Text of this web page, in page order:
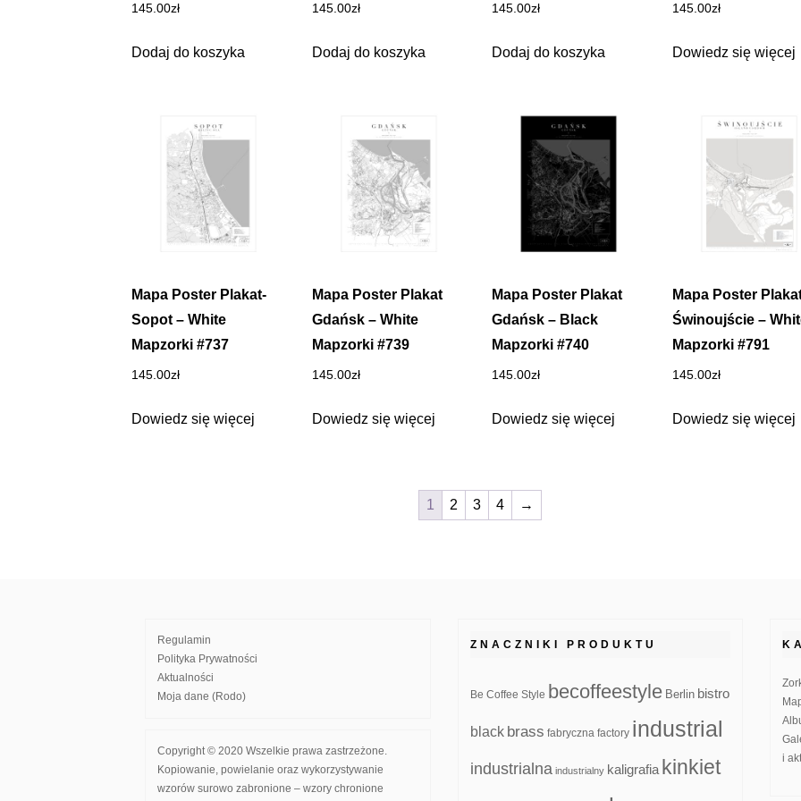
145.00zł
Dodaj do koszyka
145.00zł
Dodaj do koszyka
145.00zł
Dodaj do koszyka
145.00zł
Dowiedz się więcej
Mapa Poster Plakat-
Sopot – White
Mapzorki #737
145.00zł
Dowiedz się więcej
Mapa Poster Plakat
Gdańsk – White
Mapzorki #739
145.00zł
Dowiedz się więcej
Mapa Poster Plakat
Gdańsk – Black
Mapzorki #740
145.00zł
Dowiedz się więcej
Mapa Poster
Świnoujście –
Mapzorki #791
145.00zł
Dowiedz się więcej
1 2 3 4 →
Regulamin
Polityka Prywatności
Aktualności
Moja dane (Rodo)
Copyright © 2020 Wszelkie prawa zastrzeżone.
Kopiowanie, powielanie oraz wykorzystywanie
wzorów surowo zabronione – wzory chronione
ZNACZNIKI PRODUKTU
Be Coffee Style becoffeestyle Berlin bistro
black brass fabryczna factory industrial
industrialna industrialny kaligrafia kinkiet
i